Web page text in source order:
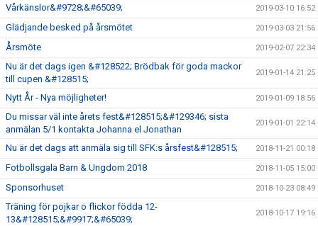
Vårkänslor&#9728;&#65039; 2019-03-10 16:52
Glädjande besked på årsmötet 2019-03-03 21:56
Årsmöte 2019-02-07 22:34
Nu är det dags igen &#128522; Brödbak för goda mackor
till cupen &#128515;
2019-01-14 21:25
Nytt År - Nya möjligheter! 2019-01-09 18:56
Du missar väl inte årets fest&#128515;&#129346; sista
anmälan 5/1 kontakta Johanna el Jonathan
2019-01-01 22:14
Nu är det dags att anmäla sig till SFK:s årsfest&#128515; 2018-11-21 00:18
Fotbollsgala Barn & Ungdom 2018 2018-11-05 15:00
Sponsorhuset 2018-10-23 08:49
Träning för pojkar o flickor födda 12-
13&#128515;&#9917;&#65039;
2018-10-17 19:16